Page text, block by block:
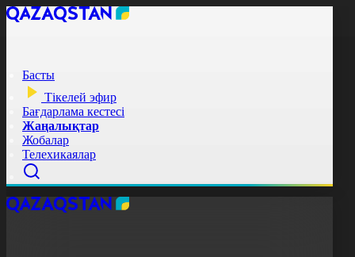
Басты
Тікелей эфир
Бағдарлама кестесі
Жаңалықтар
Жобалар
Телехикаялар